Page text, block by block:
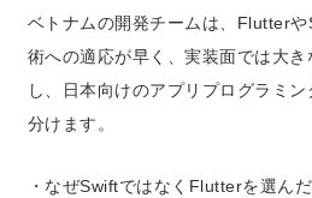
ベトナムの開発チームは、Flutter
術への適応が早く、実装面では大
し、日本向けのアプリプログラミ
分けます。
・なぜSwiftではなくFlutterを選ん